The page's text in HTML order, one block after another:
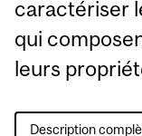
caractériser
qui
leurs
Description